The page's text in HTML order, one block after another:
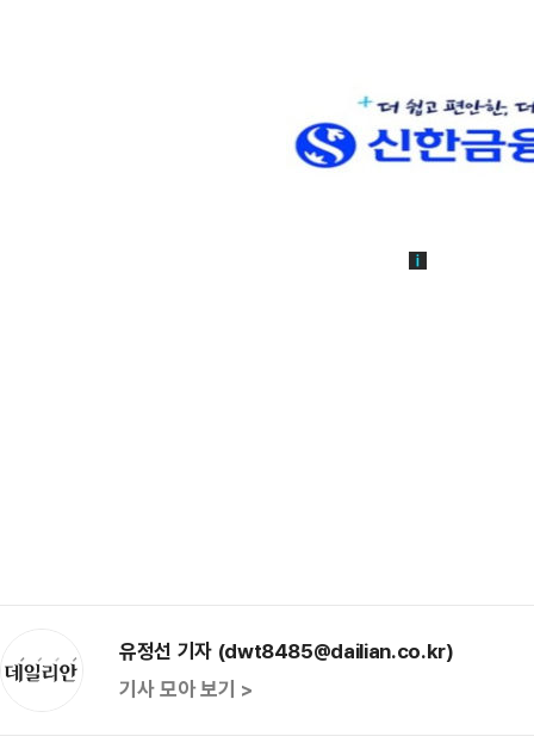
유정선 기자 (dwt8485@dailian.co.kr)
기사 모아 보기 >